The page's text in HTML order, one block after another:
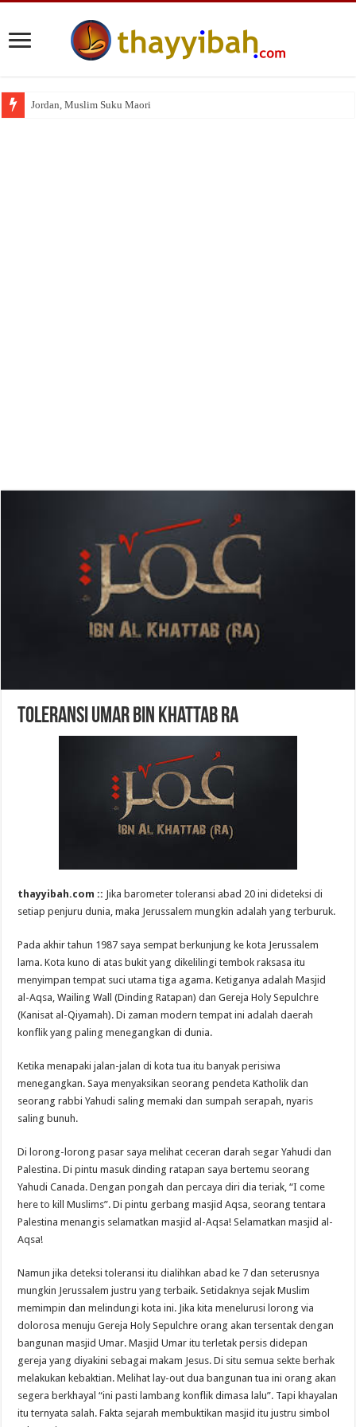
Jordan, Muslim Suku Maori
Toleransi Umar bin Khattab RA
thayyibah.com :: Jika barometer toleransi abad 20 ini dideteksi di
setiap penjuru dunia, maka Jerussalem mungkin adalah yang terburuk.
Pada akhir tahun 1987 saya sempat berkunjung ke kota Jerussalem
lama. Kota kuno di atas bukit yang dikelilingi tembok raksasa itu
menyimpan tempat suci utama tiga agama. Ketiganya adalah Masjid
al-Aqsa, Wailing Wall (Dinding Ratapan) dan Gereja Holy Sepulchre
(Kanisat al-Qiyamah). Di zaman modern tempat ini adalah daerah
konflik yang paling menegangkan di dunia.
Ketika menapaki jalan-jalan di kota tua itu banyak perisiwa
menegangkan. Saya menyaksikan seorang pendeta Katholik dan
seorang rabbi Yahudi saling memaki dan sumpah serapah, nyaris
saling bunuh.
Di lorong-lorong pasar saya melihat ceceran darah segar Yahudi dan
Palestina. Di pintu masuk dinding ratapan saya bertemu seorang
Yahudi Canada. Dengan pongah dan percaya diri dia teriak, “I come
here to kill Muslims”. Di pintu gerbang masjid Aqsa, seorang tentara
Palestina menangis selamatkan masjid al-Aqsa! Selamatkan masjid al-
Aqsa!
Namun jika deteksi toleransi itu dialihkan abad ke 7 dan seterusnya
mungkin Jerussalem justru yang terbaik. Setidaknya sejak Muslim
memimpin dan melindungi kota ini. Jika kita menelurusi lorong via
dolorosa menuju Gereja Holy Sepulchre orang akan tersentak dengan
bangunan masjid Umar. Masjid Umar itu terletak persis didepan
gereja yang diyakini sebagai makam Jesus. Di situ semua sekte berhak
melakukan kebaktian. Melihat lay-out dua bangunan tua ini orang akan
segera berkhayal “ini pasti lambang konflik dimasa lalu”. Tapi khayalan
itu ternyata salah. Fakta sejarah membuktikan masjid itu justru simbol